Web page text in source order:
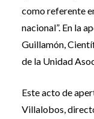
como referente
nacional”. En la
Guillamón,
de la Unidad
Este acto de
Villalobos,